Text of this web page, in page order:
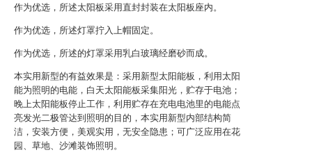
作为优选，所述太阳板采用直封封装在太阳板座内。
作为优选，所述灯罩拧入上帽固定。
作为优选，所述的灯罩采用乳白玻璃经磨砂而成。
本实用新型的有益效果是：采用新型太阳能板，利用太阳
能为照明的电能，白天太阳能板采集阳光，贮存于电池；
晚上太阳能板停止工作，利用贮存在充电电池里的电能点
亮发光二极管达到照明的目的，本实用新型内部结构简
洁，安装方便，美观实用，无安全隐患；可广泛应用在花
园、草地、沙滩装饰照明。